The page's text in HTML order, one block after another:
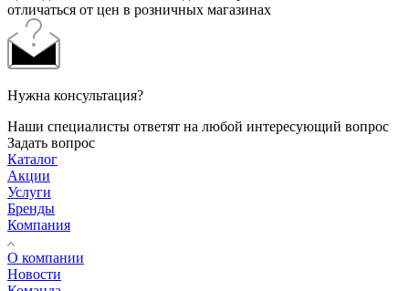
отличаться от цен в розничных магазинах
Нужна консультация?
Наши специалисты ответят на любой интересующий вопрос
Задать вопрос
Каталог
Акции
Услуги
Бренды
Компания
О компании
Новости